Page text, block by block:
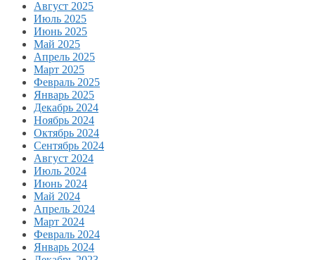
Август 2025
Июль 2025
Июнь 2025
Май 2025
Апрель 2025
Март 2025
Февраль 2025
Январь 2025
Декабрь 2024
Ноябрь 2024
Октябрь 2024
Сентябрь 2024
Август 2024
Июль 2024
Июнь 2024
Май 2024
Апрель 2024
Март 2024
Февраль 2024
Январь 2024